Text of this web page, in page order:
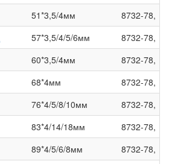
51*3,5/4мм 8732-78,
57*3,5/4/5/6мм 8732-78,
60*3,5/4мм 8732-78,
68*4мм 8732-78,
76*4/5/8/10мм 8732-78,
83*4/14/18мм 8732-78,
89*4/5/6/8мм 8732-78,